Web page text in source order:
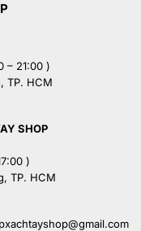
– 21:00 )
TP. HCM
SHOP
)
TP. HCM